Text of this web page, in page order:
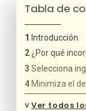
Tabla de
Introducción
¿Por qué
Selecciona
Minimiza el
˅Ver todos